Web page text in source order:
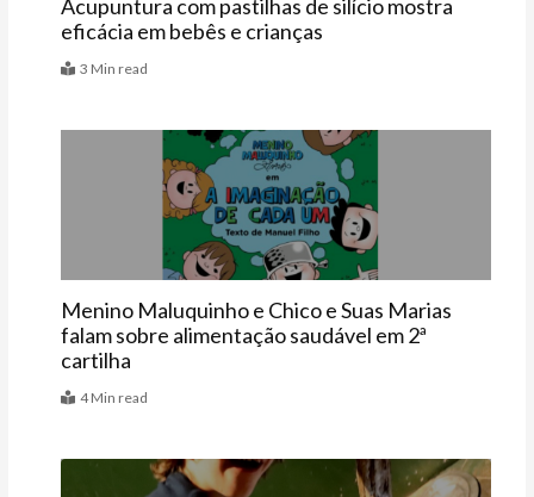
Acupuntura com pastilhas de silício mostra
eficácia em bebês e crianças
3 Min read
Menino Maluquinho e Chico e Suas Marias
falam sobre alimentação saudável em 2ª
cartilha
4 Min read